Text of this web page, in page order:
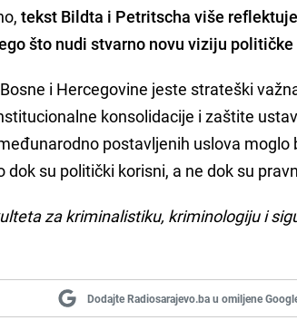
tekst Bildta i Petritscha više
što nudi stvarno novu viziju
i Hercegovine jeste strateški
konsolidacije i zaštite
postavljenih uslova
dok su politički korisni, a ne dok su
za kriminalistiku, kriminologiju i
Dodajte Radiosarajevo.ba u omiljene